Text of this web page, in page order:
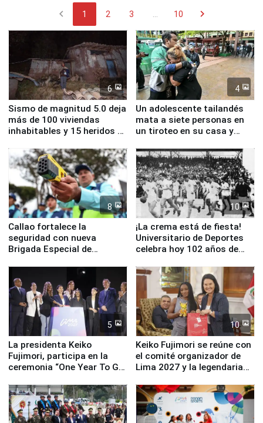
chevron_left 1 2 3 ... 10 chevron_right
6
Sismo de magnitud 5.0 deja
más de 100 viviendas
inhabitables y 15 heridos en
4
Un adolescente tailandés
mata a siete personas en
un tiroteo en su casa y
8
Callao fortalece la
seguridad con nueva
Brigada Especial de
equipamiento para
Serenazgo
10
¡La crema está de fiesta!
Universitario de Deportes
celebra hoy 102 años de
5
La presidenta Keiko
Fujimori, participa en la
ceremonia “One Year To Go
10
Keiko Fujimori se reúne con
el comité organizador de
Lima 2027 y la legendaria